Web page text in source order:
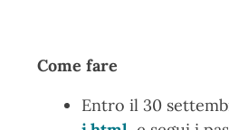
Come fare
Entro il 30